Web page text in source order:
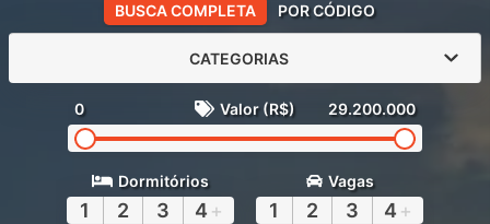
BUSCA COMPLETA POR CÓDIGO
CATEGORIAS
0 Valor (R$) 29.200.000
Dormitórios
1 2 3 4 +
Vagas
1 2 3 4 +